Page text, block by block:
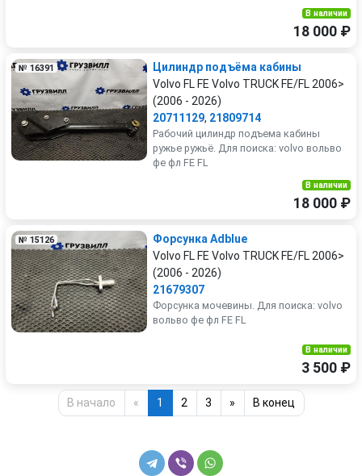
В наличии
18 000 ₽
№ 16391
Цилиндр подъёма кабины
Volvo FL FE Volvo TRUCK FE/FL 2006>
(2006 - 2026)
20711129, 21809714
Рабочий цилиндр подъема кабины
ружье ружьё. Для поиска: volvo вольво
фе фл FE FL
В наличии
18 000 ₽
№ 15126
Форсунка Adblue
Volvo FL FE Volvo TRUCK FE/FL 2006>
(2006 - 2026)
21679307
Форсунка мочевины. Для поиска: volvo
вольво фе фл FE FL
В наличии
3 500 ₽
В начало « 1 2 3 » В конец